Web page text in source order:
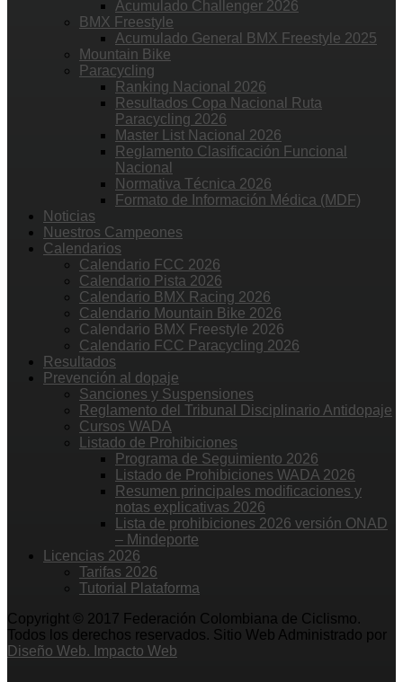
Acumulado Challenger 2026
BMX Freestyle
Acumulado General BMX Freestyle 2025
Mountain Bike
Paracycling
Ranking Nacional 2026
Resultados Copa Nacional Ruta
Paracycling 2026
Master List Nacional 2026
Reglamento Clasificación Funcional
Nacional
Normativa Técnica 2026
Formato de Información Médica (MDF)
Noticias
Nuestros Campeones
Calendarios
Calendario FCC 2026
Calendario Pista 2026
Calendario BMX Racing 2026
Calendario Mountain Bike 2026
Calendario BMX Freestyle 2026
Calendario FCC Paracycling 2026
Resultados
Prevención al dopaje
Sanciones y Suspensiones
Reglamento del Tribunal Disciplinario Antidopaje
Cursos WADA
Listado de Prohibiciones
Programa de Seguimiento 2026
Listado de Prohibiciones WADA 2026
Resumen principales modificaciones y
notas explicativas 2026
Lista de prohibiciones 2026 versión ONAD
– Mindeporte
Licencias 2026
Tarifas 2026
Tutorial Plataforma
Copyright © 2017 Federación Colombiana de Ciclismo.
Todos los derechos reservados. Sitio Web Administrado por
Diseño Web. Impacto Web